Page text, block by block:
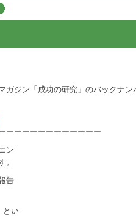
ガジン「成功の研究」のバックナ
ーーーーーーーーーーーー
ン
。
告
とい